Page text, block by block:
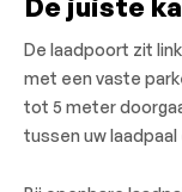
De laadpoort zit
met een vaste
tot 5 meter
tussen uw